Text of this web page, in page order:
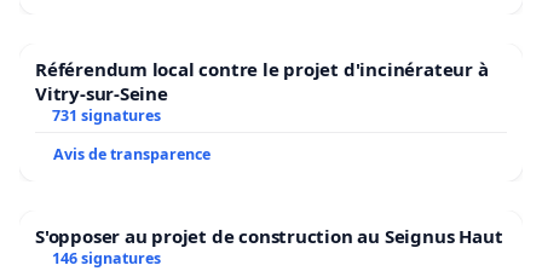
Référendum local contre le projet d'incinérateur à
Vitry-sur-Seine
731 signatures
Avis de transparence
S'opposer au projet de construction au Seignus Haut
146 signatures